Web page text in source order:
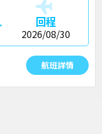
回程
2026/08/30
航班詳情